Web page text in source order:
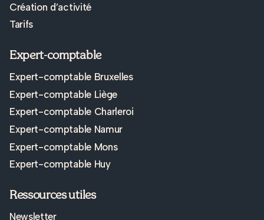
Création d’activité
Tarifs
Expert-comptable
Expert-comptable Bruxelles
Expert-comptable Liège
Expert-comptable Charleroi
Expert-comptable Namur
Expert-comptable Mons
Expert-comptable Huy
Ressources utiles
Newsletter